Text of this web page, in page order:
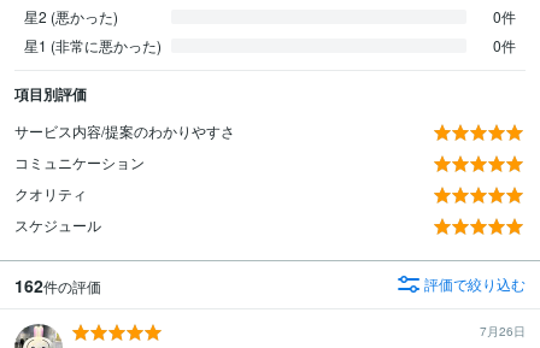
星2 (悪かった)
0件
星1 (非常に悪かった)
0件
項目別評価
サービス内容/提案のわかりやすさ
コミュニケーション
クオリティ
スケジュール
162件の評価 評価で絞り込む
7月26日